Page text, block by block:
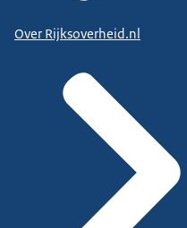
Over Rijksoverheid.nl